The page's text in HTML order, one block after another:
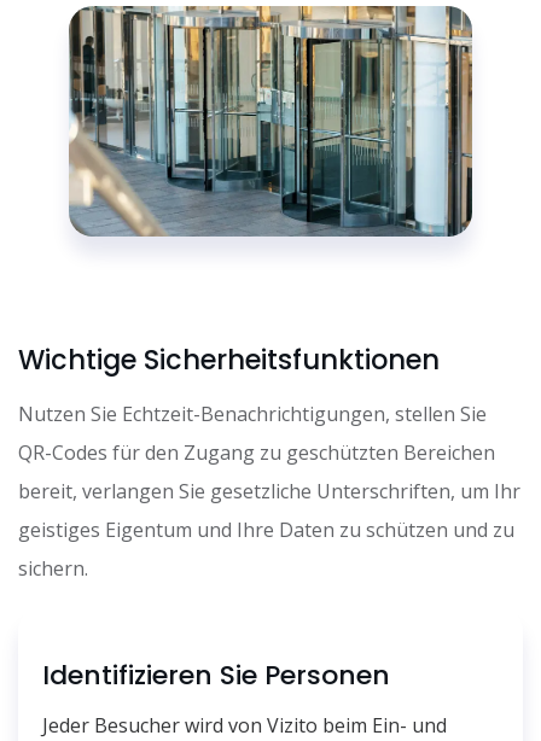
Wichtige Sicherheitsfunktionen
Nutzen Sie Echtzeit-Benachrichtigungen, stellen Sie
QR-Codes für den Zugang zu geschützten Bereichen
bereit, verlangen Sie gesetzliche Unterschriften, um Ihr
geistiges Eigentum und Ihre Daten zu schützen und zu
sichern.
Identifizieren Sie Personen
Jeder Besucher wird von Vizito beim Ein- und